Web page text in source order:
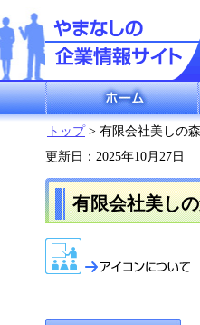
ホーム
トップ> 有限会社美しの森
更新日：2025年10月27日
有限会社美し